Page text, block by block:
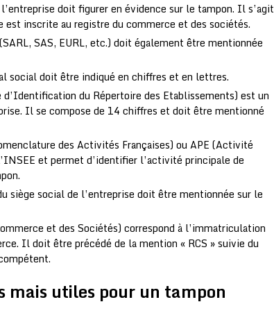
doit figurer en évidence sur le tampon. Il s’agit
est inscrite au registre du commerce et des sociétés.
SAS, EURL, etc.) doit également être mentionnée
social doit être indiqué en chiffres et en lettres.
du Répertoire des Etablissements) est un
Il se compose de 14 chiffres et doit être mentionné
des Activités Françaises) ou APE (Activité
et permet d’identifier l’activité principale de
siège social de l’entreprise doit être mentionnée sur le
et des Sociétés) correspond à l’immatriculation
Il doit être précédé de la mention « RCS » suivie du
mais utiles pour un tampon